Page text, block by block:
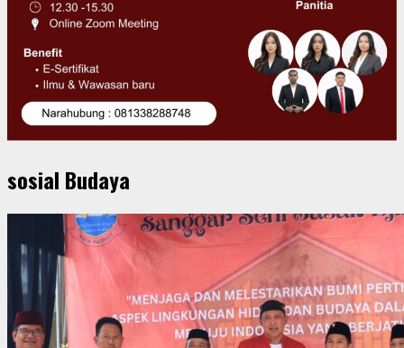
sosial Budaya